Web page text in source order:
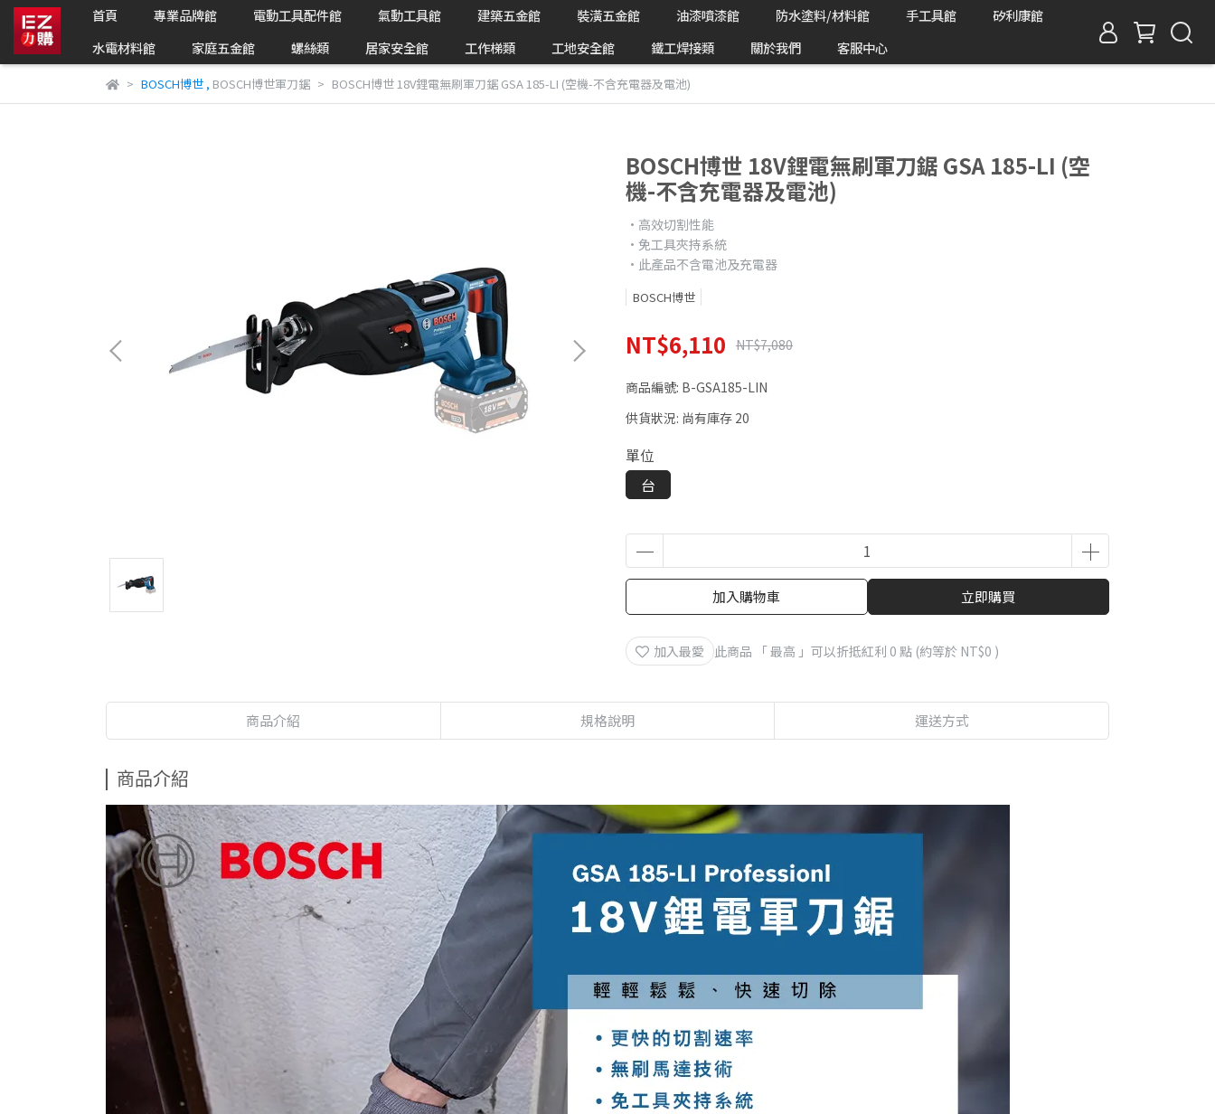
首頁 專業品牌館 電動工具配件館 氣動工具館 建築五金館 裝潢五金館 油漆噴漆館 防水塗料/材料館 手工具館
矽利康館
水電材料館
家庭五金館 螺絲類 居家安全館 工作梯類 工地安全館 鐵工焊接類 關於我們 客服中心
BOSCH博世, BOSCH博世軍刀鋸 BOSCH博世 18V鋰電無刷軍刀鋸 GSA 185-LI (空機-不含充電器及電池)
BOSCH博世 18V鋰電無刷軍刀鋸 GSA 185-LI (空
機-不含充電器及電池)
•高效切割性能
•免工具夾持系統
•此產品不含電池及充電器
BOSCH博世
NT$6,110 NT$7,080
商品編號: B-GSA185-LIN
供貨狀況: 尚有庫存 20
單位
台
加入購物車 立即購買
加入最愛 此商品 「 最高 」可以折抵紅利 0 點 (約等於 NT$0 )
商品介紹 規格說明 運送方式
商品介紹